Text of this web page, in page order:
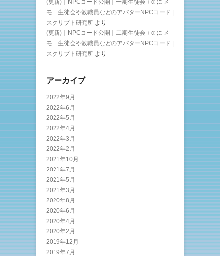
(更新)｜NPCコード公開｜一期生徒会＋α に メ
モ：生徒会や教職員などのアバターNPCコード |
スクリプト研究所 より
(更新)｜NPCコード公開｜二期生徒会＋α に メ
モ：生徒会や教職員などのアバターNPCコード |
スクリプト研究所 より
アーカイブ
2022年9月
2022年6月
2022年5月
2022年4月
2022年3月
2022年2月
2021年10月
2021年7月
2021年5月
2021年3月
2020年8月
2020年6月
2020年4月
2020年2月
2019年12月
2019年7月